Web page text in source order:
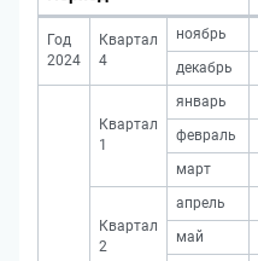
Год
2024
Квартал
4
ноябрь
декабрь
Квартал
1
январь
февраль
март
Квартал
2
апрель
май